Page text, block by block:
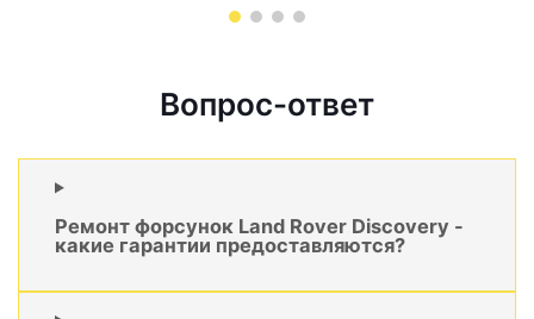
Вопрос-ответ
Ремонт форсунок Land Rover Discovery -
какие гарантии предоставляются?